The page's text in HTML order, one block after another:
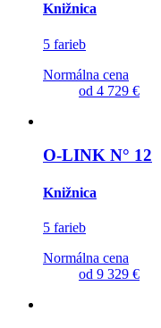
Knižnica
5 farieb
Normálna cena
od 4 729 €
O-LINK N° 12
Knižnica
5 farieb
Normálna cena
od 9 329 €